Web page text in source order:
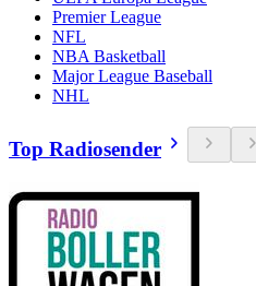
Premier League
NFL
NBA Basketball
Major League Baseball
NHL
Top Radiosender